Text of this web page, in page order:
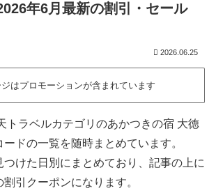
年6月最新の割引・セール
2026.06.25
はプロモーションが含まれています
トラベルカテゴリのあかつきの宿 大徳
ドの一覧を随時まとめています。
けた日別にまとめており、記事の上に
引クーポンになります。